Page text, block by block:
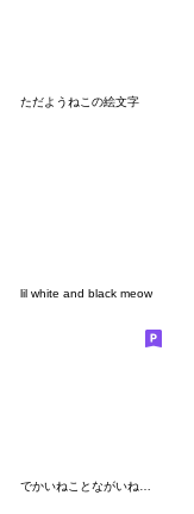
ただようねこの絵文字
lil white and black meow